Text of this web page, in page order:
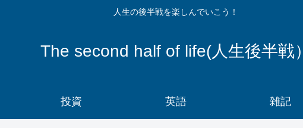
人生の後半戦を楽しんでいこう！
The second half of life(人生後半戦）
投資 英語 雑記